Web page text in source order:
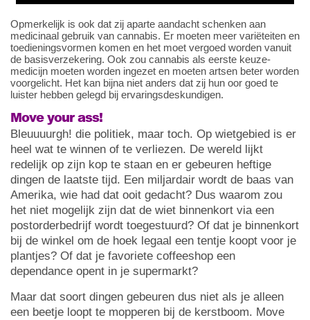
Opmerkelijk is ook dat zij aparte aandacht schenken aan
medicinaal gebruik van cannabis. Er moeten meer variëteiten en
toedieningsvormen komen en het moet vergoed worden vanuit
de basisverzekering. Ook zou cannabis als eerste keuze-
medicijn moeten worden ingezet en moeten artsen beter worden
voorgelicht. Het kan bijna niet anders dat zij hun oor goed te
luister hebben gelegd bij ervaringsdeskundigen.
Move your ass!
Bleuuuurgh! die politiek, maar toch. Op wietgebied is er
heel wat te winnen of te verliezen. De wereld lijkt
redelijk op zijn kop te staan en er gebeuren heftige
dingen de laatste tijd. Een miljardair wordt de baas van
Amerika, wie had dat ooit gedacht? Dus waarom zou
het niet mogelijk zijn dat de wiet binnenkort via een
postorderbedrijf wordt toegestuurd? Of dat je binnenkort
bij de winkel om de hoek legaal een tentje koopt voor je
plantjes? Of dat je favoriete coffeeshop een
dependance opent in je supermarkt?
Maar dat soort dingen gebeuren dus niet als je alleen
een beetje loopt te mopperen bij de kerstboom. Move